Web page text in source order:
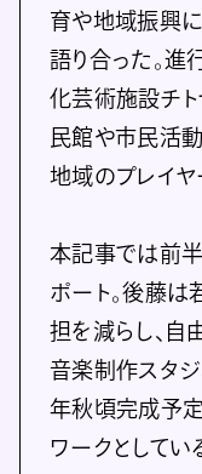
育や地域振興
語り合った。進
化芸術施設チ
民館や市民活
地域のプレイヤ
本記事では前半
ポート。後藤は
担を減らし、
音楽制作スタジ
年秋頃完成予定
ワークとしてい